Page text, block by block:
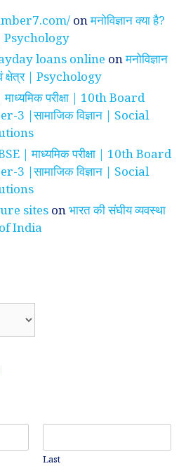
onमनोविज्ञान क्या है?
| Psychology
loans online onमनोविज्ञान
क्षेत्र | Psychology
परीक्षा | 10th Board
3 |सामाजिक विज्ञान | Social
| माध्यमिक परीक्षा | 10th Board
3 |सामाजिक विज्ञान | Social
sites onभारत की संघीय व्यवस्था
India
Last